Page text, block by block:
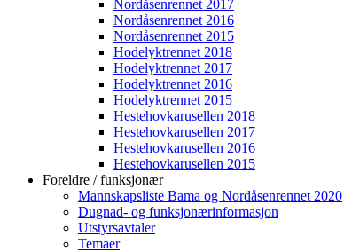
Nordåsenrennet 2017
Nordåsenrennet 2016
Nordåsenrennet 2015
Hodelyktrennet 2018
Hodelyktrennet 2017
Hodelyktrennet 2016
Hodelyktrennet 2015
Hestehovkarusellen 2018
Hestehovkarusellen 2017
Hestehovkarusellen 2016
Hestehovkarusellen 2015
Foreldre / funksjonær
Mannskapsliste Bama og Nordåsenrennet 2020
Dugnad- og funksjonærinformasjon
Utstyrsavtaler
Temaer